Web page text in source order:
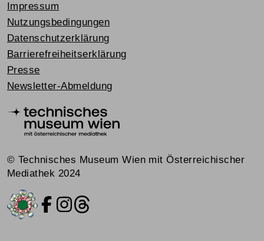
Impressum
Nutzungsbedingungen
Datenschutzerklärung
Barrierefreiheitserklärung
Presse
Newsletter-Abmeldung
© Technisches Museum Wien mit Österreichischer
Mediathek 2024